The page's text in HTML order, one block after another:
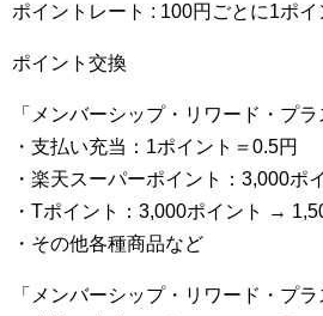
ポイントレート : 100円ごとに1ポ
ポイント交換
「メンバーシップ・リワード・プラ
・支払い充当：1ポイント＝0.5円
・楽天スーパーポイント：3,000ポ
・Tポイント：3,000ポイント →
・その他各種商品など
「メンバーシップ・リワード・プラ